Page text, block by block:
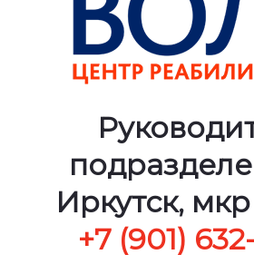
Иркутск,
+7 (901)